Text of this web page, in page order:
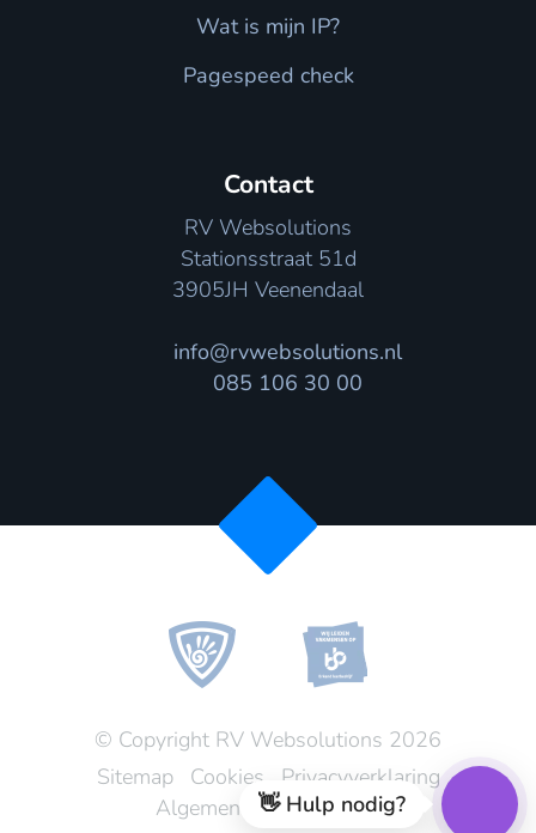
Wat is mijn IP?
Pagespeed check
Contact
RV Websolutions
Stationsstraat 51d
3905JH Veenendaal
info@rvwebsolutions.nl
085 106 30 00
© Copyright RV Websolutions 2026
Sitemap
Cookies
Privacyverklaring
Algemene voorwaarden
👋 Hulp nodig?